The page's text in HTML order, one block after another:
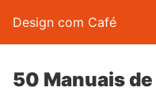
Design com Café
50 Manuais